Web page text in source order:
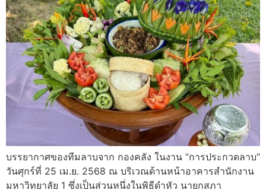
บรรยากาศของทีมลาบจาก กองคลัง ในงาน “การประกวดลาบ“
วันศุกร์ที่ 25 เม.ย. 2568 ณ บริเวณด้านหน้าอาคารสำนักงาน
มหาวิทยาลัย 1 ซึ่งเป็นส่วนหนึ่งในพิธีดำหัว นายกสภา